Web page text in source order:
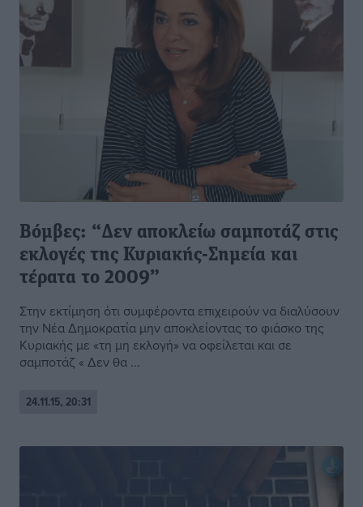
Βόμβες: “Δεν αποκλείω σαμποτάζ στις
εκλογές της Κυριακής-Σημεία και
τέρατα το 2009”
Στην εκτίμηση ότι συμφέροντα επιχειρούν να διαλύσουν
την Νέα Δημοκρατία μην αποκλείοντας το φιάσκο της
Κυριακής με «τη μη εκλογή» να οφείλεται και σε
σαμποτάζ « Δεν θα ...
24.11.15, 20:31